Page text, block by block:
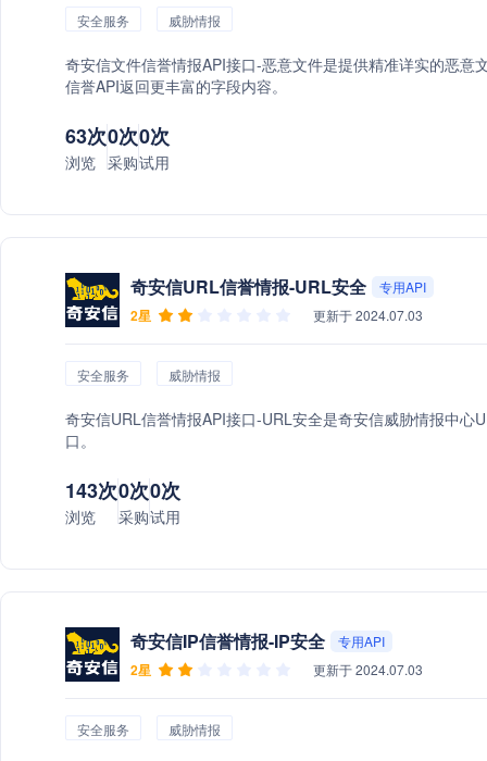
安全服务 威胁情报
奇安信文件信誉情报API接口-恶意文件是提供精准详实的恶
信誉API返回更丰富的字段内容。
63次
浏览
0次
采购
0次
试用
奇安信URL信誉情报-URL安全 专用API
2星 更新于 2024.07.03
安全服务 威胁情报
奇安信URL信誉情报API接口-URL安全是奇安信威胁情报中
口。
143次
浏览
0次
采购
0次
试用
奇安信IP信誉情报-IP安全 专用API
2星 更新于 2024.07.03
安全服务 威胁情报